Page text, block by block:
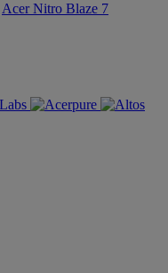
Acer Nitro Blaze 7